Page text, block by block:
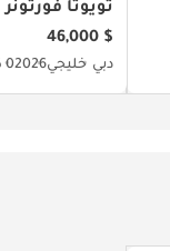
تويوتا فورتونر
$ 46,000
دبي خليجي20260 كيلومتر